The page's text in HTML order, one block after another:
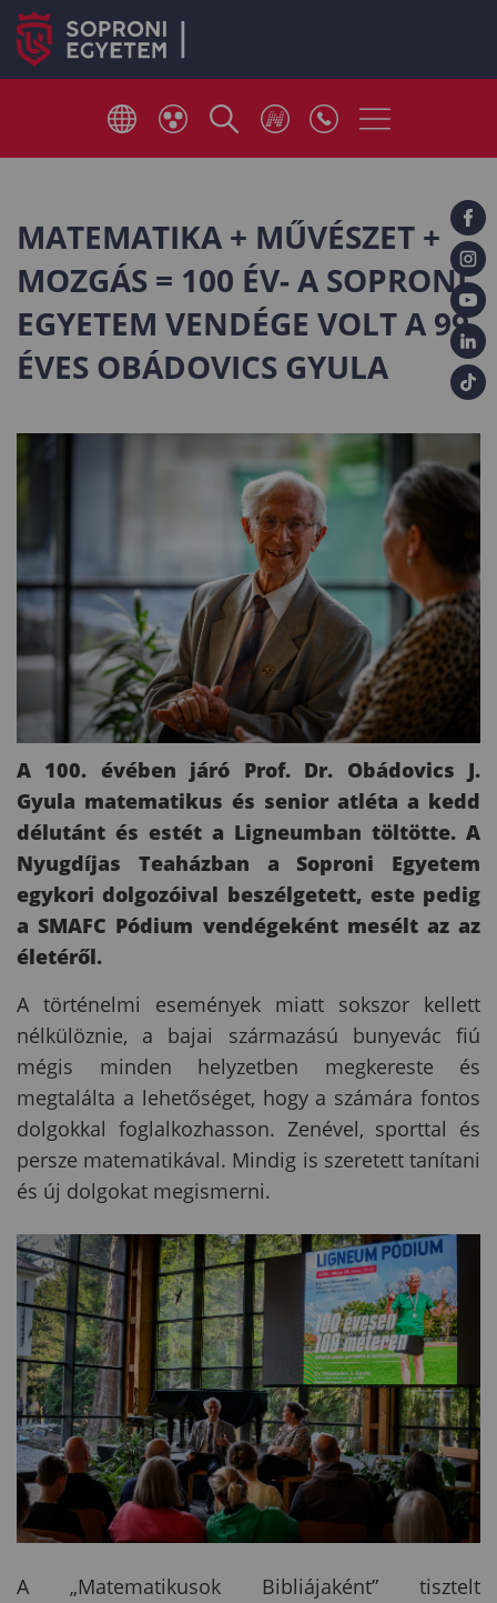
MATEMATIKA + MŰVÉSZET +
MOZGÁS = 100 ÉV- A SOPRONI
EGYETEM VENDÉGE VOLT A 99
ÉVES OBÁDOVICS GYULA
A 100. évében járó Prof. Dr. Obádovics J.
Gyula matematikus és senior atléta a kedd
délutánt és estét a Ligneumban töltötte. A
Nyugdíjas Teaházban a Soproni Egyetem
egykori dolgozóival beszélgetett, este pedig
a SMAFC Pódium vendégeként mesélt az az
életéről.
A történelmi események miatt sokszor kellett
nélkülöznie, a bajai származású bunyevác fiú
mégis minden helyzetben megkereste és
megtalálta a lehetőséget, hogy a számára fontos
dolgokkal foglalkozhasson. Zenével, sporttal és
persze matematikával. Mindig is szeretett tanítani
és új dolgokat megismerni.
A „Matematikusok Bibliájaként” tisztelt